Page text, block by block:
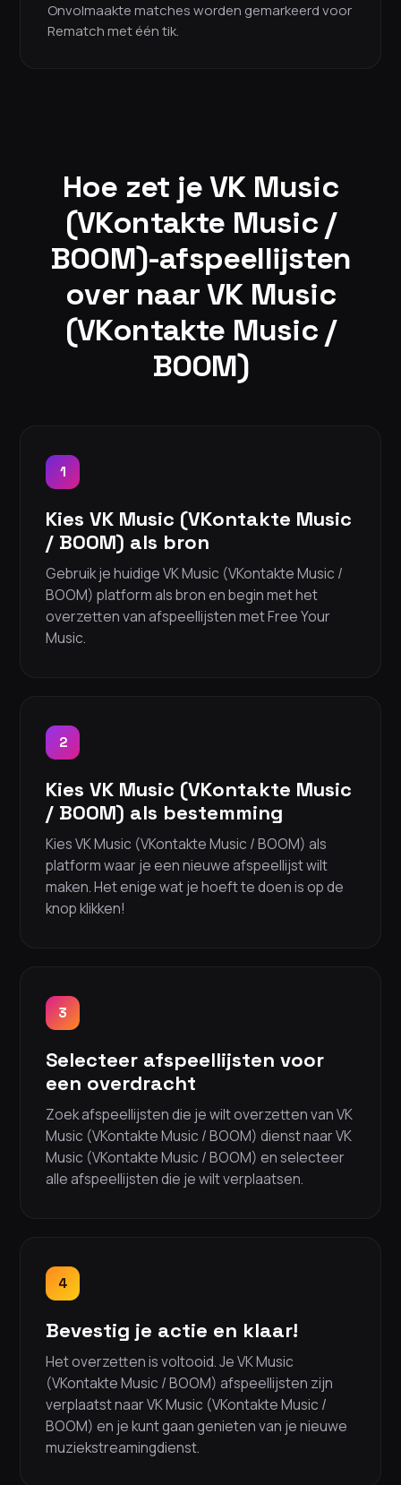
Onvolmaakte matches worden gemarkeerd voor
Rematch met één tik.
Hoe zet je VK Music
(VKontakte Music /
BOOM)-afspeellijsten
over naar VK Music
(VKontakte Music /
BOOM)
1
Kies VK Music (VKontakte Music
/ BOOM) als bron
Gebruik je huidige VK Music (VKontakte Music /
BOOM) platform als bron en begin met het
overzetten van afspeellijsten met Free Your
Music.
2
Kies VK Music (VKontakte Music
/ BOOM) als bestemming
Kies VK Music (VKontakte Music / BOOM) als
platform waar je een nieuwe afspeellijst wilt
maken. Het enige wat je hoeft te doen is op de
knop klikken!
3
Selecteer afspeellijsten voor
een overdracht
Zoek afspeellijsten die je wilt overzetten van VK
Music (VKontakte Music / BOOM) dienst naar VK
Music (VKontakte Music / BOOM) en selecteer
alle afspeellijsten die je wilt verplaatsen.
4
Bevestig je actie en klaar!
Het overzetten is voltooid. Je VK Music
(VKontakte Music / BOOM) afspeellijsten zijn
verplaatst naar VK Music (VKontakte Music /
BOOM) en je kunt gaan genieten van je nieuwe
muziekstreamingdienst.